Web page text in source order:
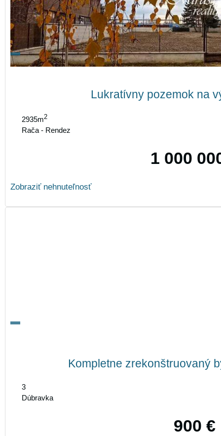
Lukratívny pozemok na
2935m2
Rača - Rendez
1 000
Zobraziť nehnuteľnosť
Kompletne zrekonštruovaný
3
Dúbravka
900 €